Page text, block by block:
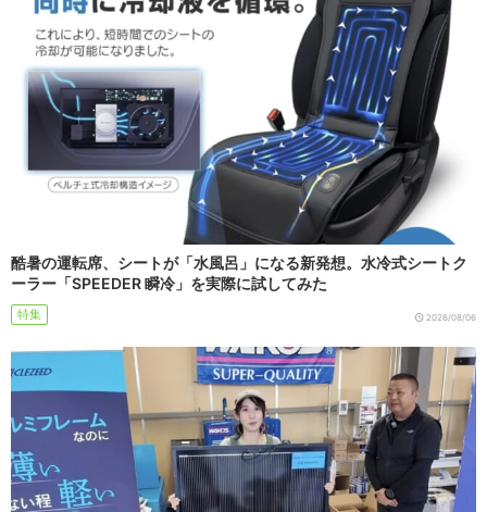
酷暑の運転席、シートが「水風呂」になる新発想。水冷式シートク
ーラー「SPEEDER 瞬冷」を実際に試してみた
特集 2026/08/06